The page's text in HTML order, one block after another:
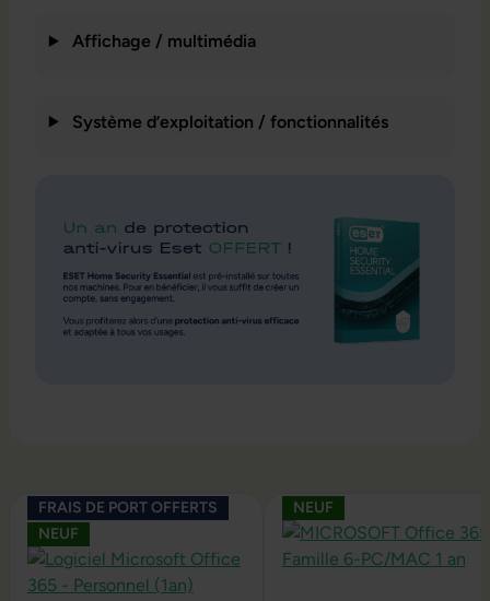
Affichage / multimédia
Système d’exploitation / fonctionnalités
Ignorer la galerie de produits
FRAIS DE PORT OFFERTS
NEUF
NEUF